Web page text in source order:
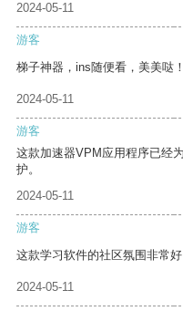
2024-05-11
游客
梯子神器，ins随便看，美美哒！
2024-05-11
游客
这款加速器VPM应用程序已经
护。
2024-05-11
游客
这款学习软件的社区氛围非常
2024-05-11